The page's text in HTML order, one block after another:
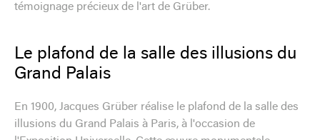
témoignage précieux de l'art de Grüber.
Le plafond de la salle des illusions du
Grand Palais
En 1900, Jacques Grüber réalise le plafond de la salle des
illusions du Grand Palais à Paris, à l'occasion de